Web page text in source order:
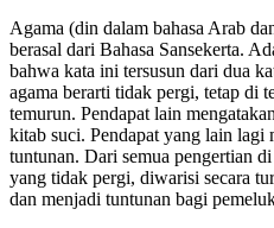
Agama (din dalam bahasa Arab
berasal dari Bahasa Sansekerta.
bahwa kata ini tersusun dari dua
agama berarti tidak pergi, tetap di
temurun. Pendapat lain
kitab suci. Pendapat yang lain lagi
tuntunan. Dari semua pengertian
yang tidak pergi, diwarisi secara
dan menjadi tuntunan bagi